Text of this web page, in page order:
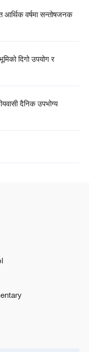
आर्थिक वर्षमा सन्तोषजनक
दिगो उपयोग र
दैनिक उपभोग्य